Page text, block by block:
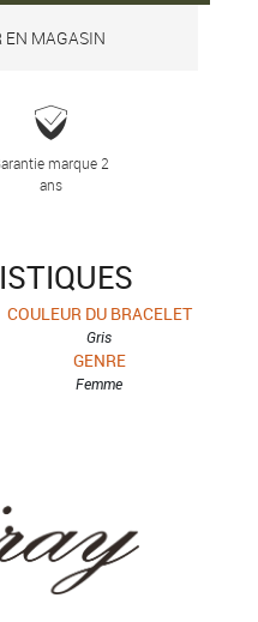
EN MAGASIN
marque 2
ans
COULEUR DU BRACELET
Gris
GENRE
Femme